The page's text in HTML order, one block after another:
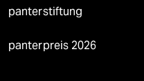
panterstiftung
panterpreis 2026